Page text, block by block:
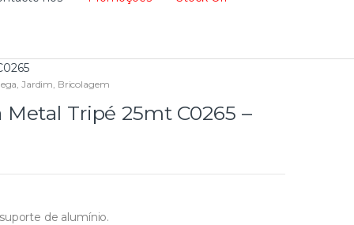
Jardim, Bricolagem
Tripé 25mt C0265 –
de alumínio.